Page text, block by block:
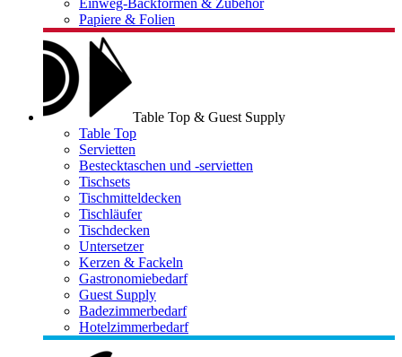
Einweg-Backformen & Zubehör
Papiere & Folien
Table Top & Guest Supply
Table Top
Servietten
Bestecktaschen und -servietten
Tischsets
Tischmitteldecken
Tischläufer
Tischdecken
Untersetzer
Kerzen & Fackeln
Gastronomiebedarf
Guest Supply
Badezimmerbedarf
Hotelzimmerbedarf